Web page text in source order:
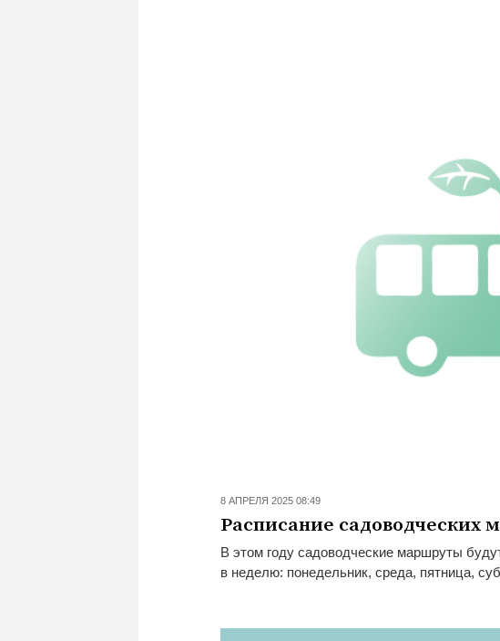
8 АПРЕЛЯ 2025 08:49
Расписание садоводческих
В этом году садоводческие маршруты
в неделю: понедельник, среда, пятница,